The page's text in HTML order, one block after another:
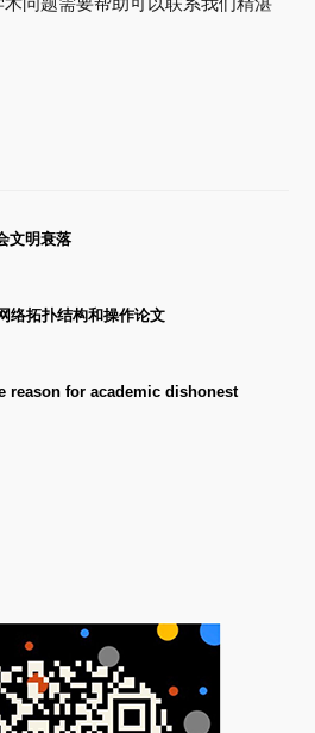
文明衰落
络拓扑结构和操作论文
reason for academic dishonest